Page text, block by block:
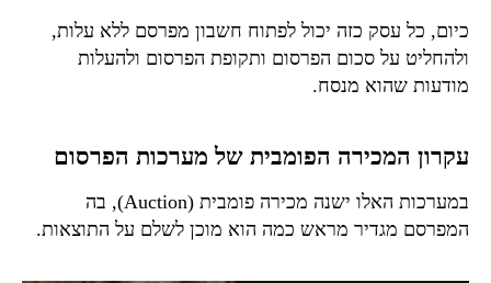
כיום, כל עסק כזה יכול לפתוח חשבון מפרסם ללא עלות,
ולהחליט על סכום הפרסום ותקופת הפרסום ולהעלות
מודעות שהוא מנסח.
עקרון המכירה הפומבית של מערכות הפרסום
במערכות האלו ישנה מכירה פומבית (Auction), בה
המפרסם מגדיר מראש כמה הוא מוכן לשלם על התוצאות.